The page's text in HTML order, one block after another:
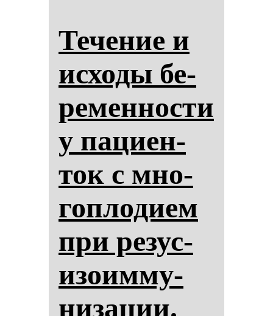
Те­че­ние и
ис­хо­ды бе­
ре­мен­нос­ти
у па­ци­ен­
ток с мно­
гоп­ло­ди­ем
при ре­зус-
изо­им­му­
ни­за­ции.